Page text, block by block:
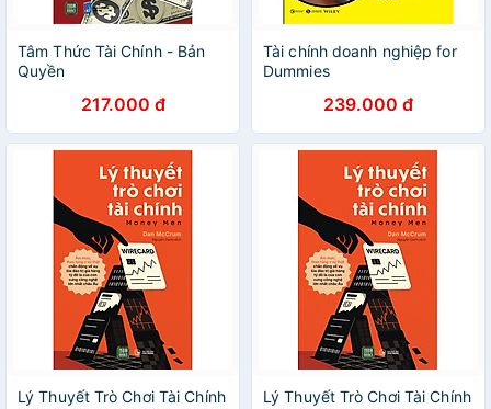
Tâm Thức Tài Chính - Bản
Quyền
217.000 đ
Tài chính doanh nghiệp for
Dummies
239.000 đ
Lý Thuyết Trò Chơi Tài Chính Lý Thuyết Trò Chơi Tài Chính